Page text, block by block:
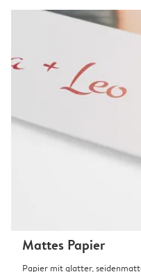
Mattes Papier
Papier mit glatter,